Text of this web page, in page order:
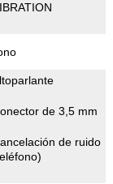
de 3,5 mm
de ruido